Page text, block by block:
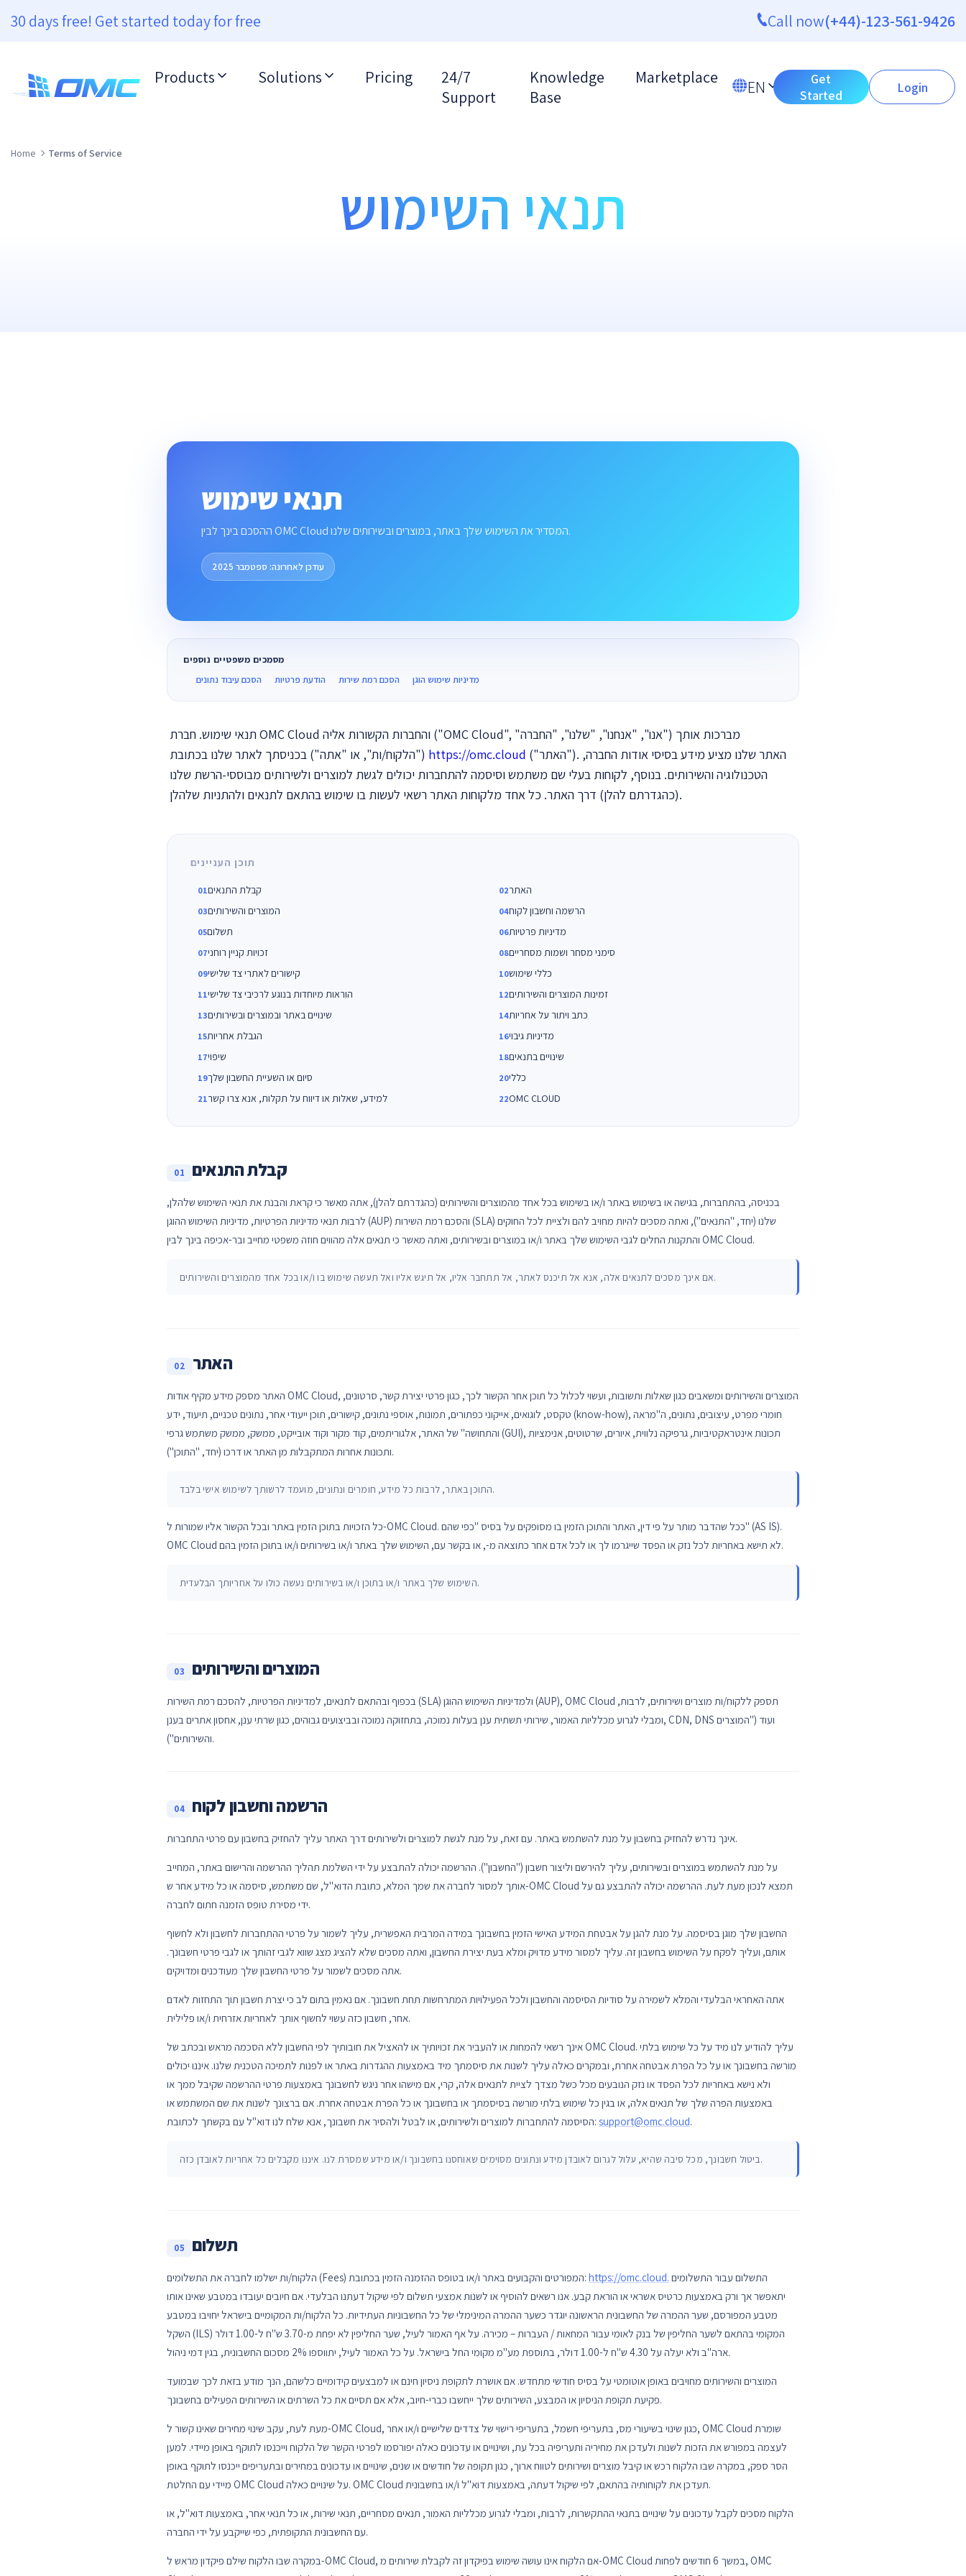
30 days free! Get started today for free Call now(+44)-123-561-9426
Products Solutions Pricing
24/7
Support
Knowledge
Base
Marketplace EN
Get
Started
Login
Home Terms of Service
תנאי השימוש
תנאי שימוש
ההסכם בינך לבין OMC Cloud המסדיר את השימוש שלך באתר, במוצרים ובשירותים שלנו.
עודכן לאחרונה: ספטמבר 2025
מסמכים משפטיים נוספים
מדיניות שימוש הוגן
הסכם רמת שירות הודעת פרטיות הסכם עיבוד נתונים
תנאי שימוש. חברת OMC Cloud והחברות הקשורות אליה ("OMC Cloud", "אנו", "אנחנו", "שלנו", "החברה") מברכות אותך
https://omc.cloud ("האתר"). האתר שלנו מציע מידע בסיסי אודות החברה,
הטכנולוגיה והשירותים. בנוסף, לקוחות בעלי שם משתמש וסיסמה להתחברות יכולים לגשת למוצרים ולשירותים מבוססי-הרשת שלנו
(כהגדרתם להלן) דרך האתר. כל אחד מלקוחות האתר רשאי לעשות בו שימוש בהתאם לתנאים ולהתניות שלהלן.
תוכן העניינים
קבלת התנאים
האתר
המוצרים והשירותים
הרשמה וחשבון לקוח
תשלום
מדיניות פרטיות
זכויות קניין רוחני
סימני מסחר ושמות מסחריים
קישורים לאתרי צד שלישי
כללי שימוש
הוראות מיוחדות בנוגע לרכיבי צד שלישי
זמינות המוצרים והשירותים
שינויים באתר ובמוצרים ובשירותים
כתב ויתור על אחריות
הגבלת אחריות
מדיניות גיבוי
שיפוי
שינויים בתנאים
סיום או השעיית החשבון שלך
כללי
למידע, שאלות או דיווח על תקלות, אנא צרו קשר
OMC CLOUD
01 קבלת התנאים
בכניסה, בהתחברות, בגישה או בשימוש באתר ו/או בשימוש בכל אחד מהמוצרים והשירותים (כהגדרתם להלן), אתה מאשר כי קראת והבנת את תנאי השימוש שלהלן,
לרבות תנאי מדיניות הפרטיות, מדיניות השימוש ההוגן (AUP) והסכם רמת השירות (SLA) שלנו (יחד, "התנאים"), ואתה מסכים להיות מחויב להם ולציית לכל החוקים
והתקנות החלים לגבי השימוש שלך באתר ו/או במוצרים ובשירותים, ואתה מאשר כי תנאים אלה מהווים חוזה משפטי מחייב ובר-אכיפה בינך לבין OMC Cloud.
אם אינך מסכים לתנאים אלה, אנא אל תיכנס לאתר, אל תתחבר אליו, אל תיגש אליו ואל תעשה שימוש בו ו/או בכל אחד מהמוצרים והשירותים.
02 האתר
האתר מספק מידע מקיף אודות OMC Cloud, המוצרים והשירותים ומשאבים כגון שאלות ותשובות, ועשוי לכלול כל תוכן אחר הקשור לכך, כגון פרטי יצירת קשר, סרטונים,
טקסט, לוגואים, אייקוני כפתורים, תמונות, אוספי נתונים, קישורים, תוכן ייעודי אחר, נתונים טכניים, תיעוד, ידע (know-how), חומרי מפרט, עיצובים, נתונים, ה"מראה
והתחושה" של האתר, אלגוריתמים, קוד מקור וקוד אובייקט, ממשק, ממשק משתמש גרפי (GUI), תכונות אינטראקטיביות, גרפיקה נלווית, איורים, שרטוטים, אנימציות
ותכונות אחרות המתקבלות מן האתר או דרכו (יחד, "התוכן").
התוכן באתר, לרבות כל מידע, חומרים ונתונים, מועמד לרשותך לשימוש אישי בלבד.
כל הזכויות בתוכן הזמין באתר ובכל הקשור אליו שמורות ל-OMC Cloud. ככל שהדבר מותר על פי דין, האתר והתוכן הזמין בו מסופקים על בסיס "כפי שהם" (AS IS).
OMC Cloud לא תישא באחריות לכל נזק או הפסד שייגרמו לך או לכל אדם אחר כתוצאה מ-, או בקשר עם, השימוש שלך באתר ו/או בשירותים ו/או בתוכן הזמין בהם.
השימוש שלך באתר ו/או בתוכן ו/או בשירותים נעשה כולו על אחריותך הבלעדית.
03 המוצרים והשירותים
בכפוף ובהתאם לתנאים, למדיניות הפרטיות, להסכם רמת השירות (SLA) ולמדיניות השימוש ההוגן (AUP), OMC Cloud תספק ללקוח/ות מוצרים ושירותים, לרבות,
ומבלי לגרוע מכלליות האמור, שירותי תשתית ענן בעלות נמוכה, בתחזוקה נמוכה ובביצועים גבוהים, כגון שרתי ענן, אחסון אתרים בענן, CDN, DNS ועוד ("המוצרים
והשירותים").
04 הרשמה וחשבון לקוח
אינך נדרש להחזיק בחשבון על מנת להשתמש באתר. עם זאת, על מנת לגשת למוצרים ולשירותים דרך האתר עליך להחזיק בחשבון עם פרטי התחברות.
על מנת להשתמש במוצרים ובשירותים, עליך להירשם וליצור חשבון ("החשבון"). ההרשמה יכולה להתבצע על ידי השלמת תהליך ההרשמה והרישום באתר, המחייב
אותך למסור לחברה את שמך המלא, כתובת הדוא"ל, שם משתמש, סיסמה או כל מידע אחר ש-OMC Cloud תמצא לנכון מעת לעת. ההרשמה יכולה להתבצע גם על
ידי מסירת טופס הזמנה חתום לחברה.
החשבון שלך מוגן בסיסמה. על מנת להגן על אבטחת המידע האישי הזמין בחשבונך במידה המרבית האפשרית, עליך לשמור על פרטי ההתחברות לחשבון ולא לחשוף
אותם, ועליך לפקח על השימוש בחשבון זה. עליך למסור מידע מדויק ומלא בעת יצירת החשבון, ואתה מסכים שלא להציג מצג שווא לגבי זהותך או לגבי פרטי חשבונך.
אתה מסכים לשמור על פרטי החשבון שלך מעודכנים ומדויקים.
אתה האחראי הבלעדי והמלא לשמירה על סודיות הסיסמה והחשבון ולכל הפעילויות המתרחשות תחת חשבונך. אם נאמין בתום לב כי יצרת חשבון תוך התחזות לאדם
אחר, חשבון כזה עשוי לחשוף אותך לאחריות אזרחית ו/או פלילית.
אינך רשאי להמחות או להעביר את זכויותיך או להאציל את חובותיך לפי החשבון ללא הסכמה מראש ובכתב של OMC Cloud. עליך להודיע לנו מיד על כל שימוש בלתי
מורשה בחשבונך או על כל הפרת אבטחה אחרת, ובמקרים כאלה עליך לשנות את סיסמתך מיד באמצעות ההגדרות באתר או לפנות לתמיכה הטכנית שלנו. איננו יכולים
ולא נישא באחריות לכל הפסד או נזק הנובעים מכל כשל מצדך לציית לתנאים אלה, קרי, אם מישהו אחר ניגש לחשבונך באמצעות פרטי ההרשמה שקיבל ממך או
באמצעות הפרה שלך של תנאים אלה, או בגין כל שימוש בלתי מורשה בסיסמתך או בחשבונך או כל הפרת אבטחה אחרת. אם ברצונך לשנות את שם המשתמש או
הסיסמה להתחברות למוצרים ולשירותים, או לבטל ולהסיר את חשבונך, אנא שלח לנו דוא"ל עם בקשתך לכתובת: support@omc.cloud.
ביטול חשבונך, מכל סיבה שהיא, עלול לגרום לאובדן מידע ונתונים מסוימים שאוחסנו בחשבונך ו/או מידע שמסרת לנו. איננו מקבלים כל אחריות לאובדן כזה.
05 תשלום
הלקוח/ות ישלמו לחברה את התשלומים (Fees) המפורטים והקבועים באתר ו/או בטופס ההזמנה הזמין בכתובת: https://omc.cloud.
יתאפשר אך ורק באמצעות כרטיס אשראי או הוראת קבע. אנו רשאים להוסיף או לשנות אמצעי תשלום לפי שיקול דעתנו הבלעדי. אם חיובים יעובדו במטבע שאינו אותו
מטבע המפורסם, שער ההמרה של החשבונית הראשונה יוגדר כשער ההמרה המינימלי של כל החשבוניות העתידיות. כל הלקוח/ות המקומיים בישראל יחויבו במטבע
השקל (ILS) המקומי בהתאם לשער החליפין של בנק לאומי עבור המחאות / העברות – מכירה. על אף האמור לעיל, שער החליפין לא יפחת מ-3.70 ש"ח ל-1.00 דולר
ארה"ב ולא יעלה על 4.30 ש"ח ל-1.00 דולר, בתוספת מע"מ מקומי החל בישראל. על כל האמור לעיל, יתווספו 2% מסכום החשבונית, בגין דמי ניהול.
המוצרים והשירותים מחויבים באופן אוטומטי על בסיס חודשי מתחדש. אם אושרת לתקופת ניסיון חינם או למבצעים קידומיים כלשהם, הנך מודע בזאת לכך שבמועד
פקיעת תקופת הניסיון או המבצע, השירותים שלך ייחשבו כברי-חיוב, אלא אם תסיים את כל השרתים או השירותים הפעילים בחשבונך.
מעת לעת, עקב שינוי מחירים שאינו קשור ל-OMC Cloud, כגון שינוי בשיעורי מס, בתעריפי חשמל, בתעריפי רישוי של צדדים שלישיים ו/או אחר, OMC Cloud שומרת
לעצמה במפורש את הזכות לשנות ולעדכן את מחיריה ותעריפיה בכל עת, ושינויים או עדכונים כאלה יפורסמו לפרטי הקשר של הלקוח וייכנסו לתוקף באופן מיידי. למען
הסר ספק, במקרה שבו הלקוח רכש או קיבל מוצרים ושירותים לטווח ארוך, כגון תקופה של חודשים או שנים, שינויים או עדכונים במחירים ובתעריפים ייכנסו לתוקף באופן
מיידי עם החלטת OMC Cloud על שינויים כאלה. OMC Cloud תעדכן את לקוחותיה בהתאם, לפי שיקול דעתה, באמצעות דוא"ל ו/או בחשבונית.
הלקוח מסכים לקבל עדכונים על שינויים בתנאי ההתקשרות, לרבות, ומבלי לגרוע מכלליות האמור, תנאים מסחריים, תנאי שירות, או כל תנאי אחר, באמצעות דוא"ל, או
עם החשבונית התקופתית, כפי שייקבע על ידי החברה.
במקרה שבו הלקוח שילם פיקדון מראש ל-OMC Cloud, אם הלקוח אינו עושה שימוש בפיקדון זה לקבלת שירותים מ-OMC Cloud במשך 6 חודשים לפחות, OMC